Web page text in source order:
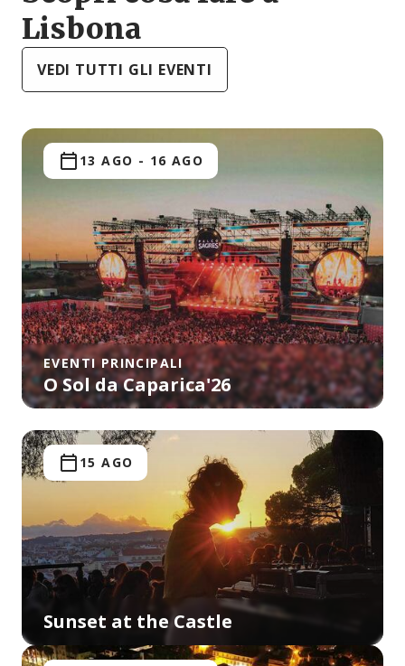
Lisbona
VEDI TUTTI GLI EVENTI
13 AGO - 16 AGO
EVENTI PRINCIPALI
O Sol da Caparica'26
15 AGO
Sunset at the Castle